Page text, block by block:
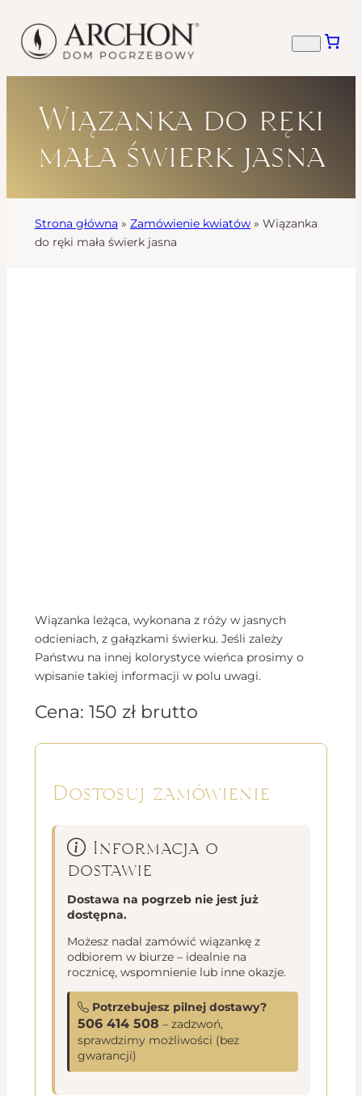
Wiązanka do ręki
mała świerk jasna
Strona główna » Zamówienie kwiatów » Wiązanka
do ręki mała świerk jasna
Wiązanka leżąca, wykonana z róży w jasnych
odcieniach, z gałązkami świerku. Jeśli zależy
Państwu na innej kolorystyce wieńca prosimy o
wpisanie takiej informacji w polu uwagi.
Cena: 150 zł brutto
Dostosuj zamówienie
Informacja o
dostawie
Dostawa na pogrzeb nie jest już
dostępna.
Możesz nadal zamówić wiązankę z
odbiorem w biurze – idealnie na
rocznicę, wspomnienie lub inne okazje.
Potrzebujesz pilnej dostawy?
506 414 508 – zadzwoń,
sprawdzimy możliwości (bez
gwarancji)